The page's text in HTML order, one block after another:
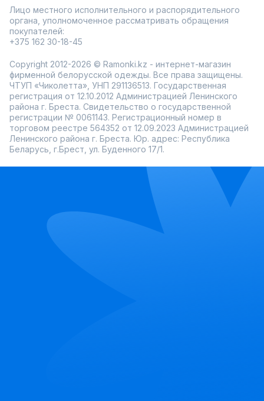
Лицо местного исполнительного и распорядительного
органа, уполномоченное рассматривать обращения
покупателей:
+375 162 30-18-45
Copyright 2012-2026 © Ramonki.kz - интернет-магазин
фирменной белорусской одежды. Все права защищены.
ЧТУП «Чиколетта», УНП 291136513. Государственная
регистрация от 12.10.2012 Администрацией Ленинского
района г. Бреста. Свидетельство о государственной
регистрации № 0061143. Регистрационный номер в
торговом реестре 564352 от 12.09.2023 Администрацией
Ленинского района г. Бреста. Юр. адрес: Республика
Беларусь, г.Брест, ул. Буденного 17/1.